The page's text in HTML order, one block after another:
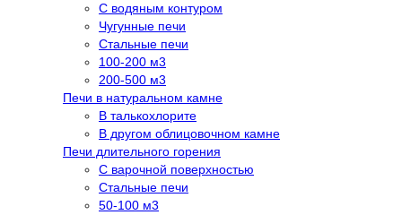
С водяным контуром
Чугунные печи
Стальные печи
100-200 м3
200-500 м3
Печи в натуральном камне
В талькохлорите
В другом облицовочном камне
Печи длительного горения
С варочной поверхностью
Стальные печи
50-100 м3